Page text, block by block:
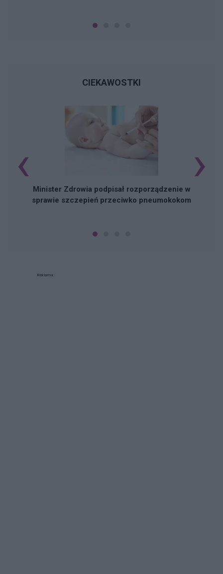
CIEKAWOSTKI
Minister Zdrowia podpisał rozporządzenie w
sprawie szczepień przeciwko pneumokokom
‹ ›
Reklama: